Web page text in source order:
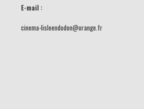
E-mail :
cinema-lisleendodon@orange.fr